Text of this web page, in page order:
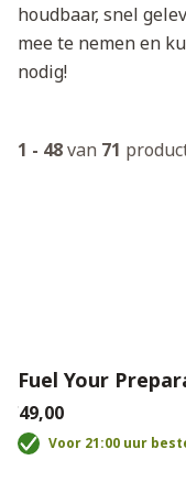
houdbaar, snel
mee te nemen en
nodig!
1 - 48van 71
Fuel Your
€49,00
Voor 21:00 uur